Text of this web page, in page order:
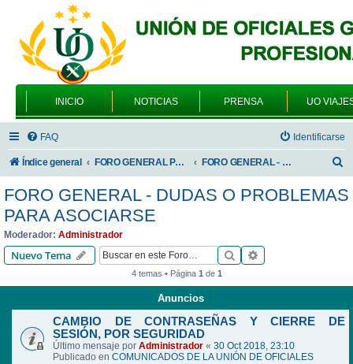
INICIO NOTICIAS PRENSA UO
FAQ Identificarse
Índice general FORO GENERAL PARA TODOS LOS USUARIOS FORO GENERAL - DUDAS O PROBLEMAS PARA ASOCIARSE
s
FORO GENERAL - DUDAS O PROBLEMAS
PARA ASOCIARSE
Moderador: Administrador
Nuevo Tema Buscar
4 temas • Página 1de 1
Anuncios
CAMBIO DE CONTRASEÑAS Y CIERRE DE
SESIÓN, POR SEGURIDAD
Último mensaje por Administrador « 30 Oct 2018, 23:10
Publicado en COMUNICADOS DE LA UNIÓN DE OFICIALES